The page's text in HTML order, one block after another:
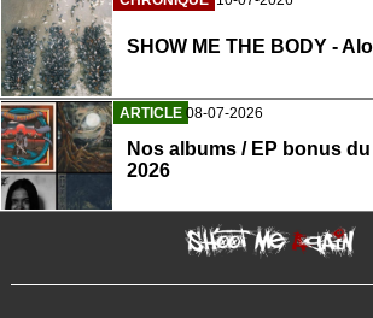
SHOW ME THE BODY -
ARTICLE 08-07-2026
Nos albums / EP bonus
2026